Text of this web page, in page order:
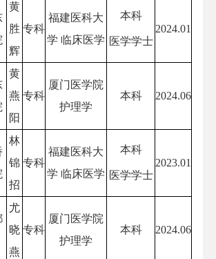
黄
胜
辉
专科
福建医科大
学 临床医学
本科
医学学士
2024.01
黄
燕
阳
专科
厦门医学院
护理学
本科 2024.06
林
锦
招
专科
福建医科大
学 临床医学
本科
医学学士
2023.01
尤
晓
燕
专科
厦门医学院
护理学
本科 2024.06